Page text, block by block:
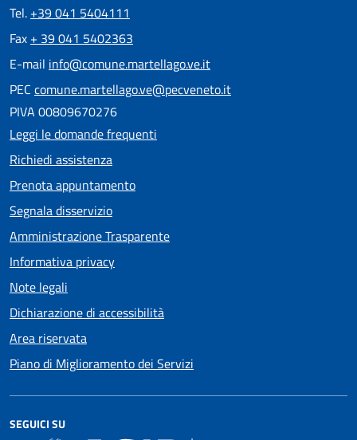
Tel. +39 041 5404111
Fax + 39 041 5402363
E-mail info@comune.martellago.ve.it
PEC comune.martellago.ve@pecveneto.it
PIVA 00809670276
Leggi le domande frequenti
Richiedi assistenza
Prenota appuntamento
Segnala disservizio
Amministrazione Trasparente
Informativa privacy
Note legali
Dichiarazione di accessibilità
Area riservata
Piano di Miglioramento dei Servizi
SEGUICI SU